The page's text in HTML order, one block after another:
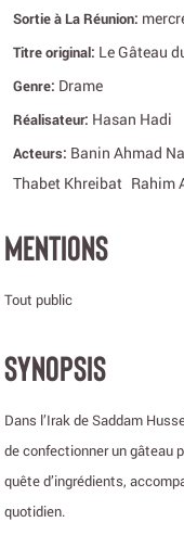
Sortie à La Réunion:
Titre original: Le Gâteau
Genre: Drame
Réalisateur: Hasan Hadi
Acteurs: Banin Ahmad
Thabet Khreibat Rahim
MENTIONS
Tout public
SYNOPSIS
Dans l’Irak de Saddam
de confectionner un gâteau
quête d’ingrédients,
quotidien.